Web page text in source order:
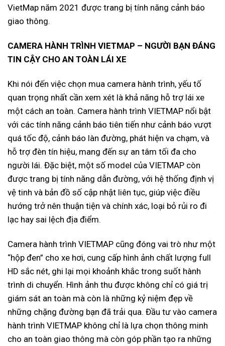
VietMap năm 2021 được trang bị tính năng cảnh báo
giao thông.
CAMERA HÀNH TRÌNH VIETMAP – NGƯỜI BẠN ĐÁNG
TIN CẬY CHO AN TOÀN LÁI XE
Khi nói đến việc chọn mua camera hành trình, yếu tố
quan trọng nhất cần xem xét là khả năng hỗ trợ lái xe
một cách an toàn. Camera hành trình VIETMAP nổi bật
với các tính năng cảnh báo tiên tiến như cảnh báo vượt
quá tốc độ, cảnh báo làn đường, phát hiện va chạm, và
hỗ trợ đèn tín hiệu, mang đến sự an tâm tối đa cho
người lái. Đặc biệt, một số model của VIETMAP còn
được trang bị tính năng dẫn đường, với hệ thống định vị
vệ tinh và bản đồ số cập nhật liên tục, giúp việc điều
hướng trở nên thuận tiện và chính xác, loại bỏ rủi ro đi
lạc hay sai lệch địa điểm.
Camera hành trình VIETMAP cũng đóng vai trò như một
“hộp đen” cho xe hơi, cung cấp hình ảnh chất lượng full
HD sắc nét, ghi lại mọi khoảnh khắc trong suốt hành
trình di chuyển. Hình ảnh thu được không chỉ có giá trị
giám sát an toàn mà còn là những kỷ niệm đẹp về
những chặng đường bạn đã trải qua. Đầu tư vào camera
hành trình VIETMAP không chỉ là lựa chọn thông minh
cho an toàn giao thông mà còn góp phần tạo ra những